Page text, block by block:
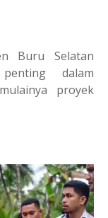
Buru Selatan
dalam
proyek